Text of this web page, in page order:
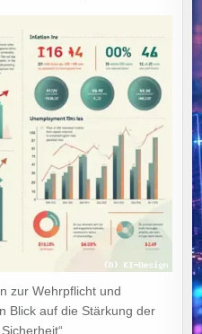
zur Wehrpflicht und
Blick auf die Stärkung der